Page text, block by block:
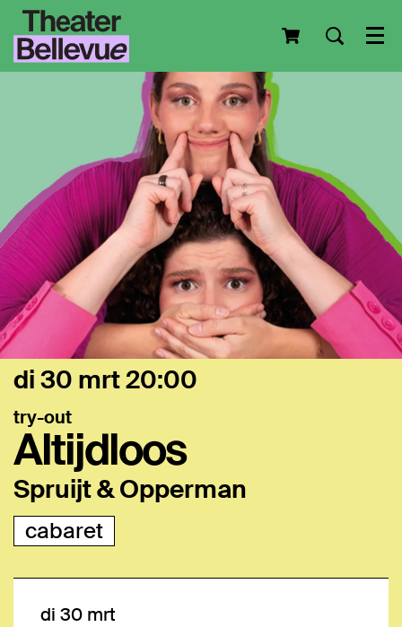
Altijdloos
Spruijt & Opperman
try-out
di 30 mrt20:00
cabaret
di 30 mrt